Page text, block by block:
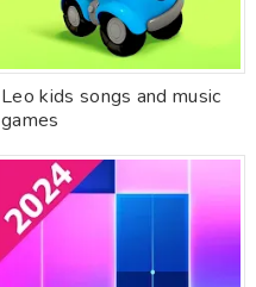
Leo kids songs and music
games